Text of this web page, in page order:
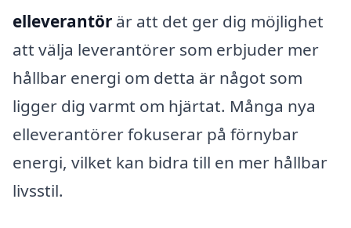
elleverantör är att det ger dig möjlighet
att välja leverantörer som erbjuder mer
hållbar energi om detta är något som
ligger dig varmt om hjärtat. Många nya
elleverantörer fokuserar på förnybar
energi, vilket kan bidra till en mer hållbar
livsstil.